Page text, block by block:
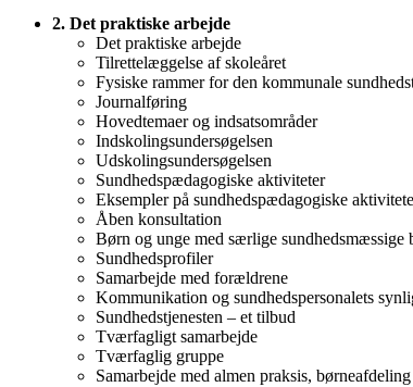
2. Det praktiske arbejde
Det praktiske arbejde
Tilrettelæggelse af skoleåret
Fysiske rammer for den kommunale
Journalføring
Hovedtemaer og indsatsområder
Indskolingsundersøgelsen
Udskolingsundersøgelsen
Sundhedspædagogiske aktiviteter
Eksempler på sundhedspædagogiske
Åben konsultation
Børn og unge med særlige sundhedsmæssige
Sundhedsprofiler
Samarbejde med forældrene
Kommunikation og sundhedspersonalets
Sundhedstjenesten – et tilbud
Tværfagligt samarbejde
Tværfaglig gruppe
Samarbejde med almen praksis,